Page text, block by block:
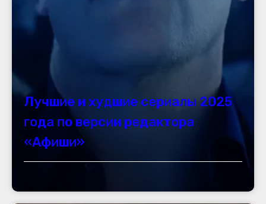
Лучшие и худшие сериалы 2025
года по версии редактора
«Афиши»